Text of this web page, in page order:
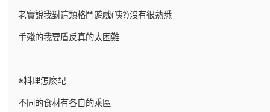
老實說我對這類格鬥遊戲(咦?)沒有很熟悉
手殘的我要盾反真的太困難
※料理怎麼配
不同的食材有各自的乘區